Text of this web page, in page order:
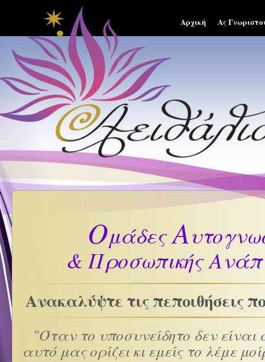
Αρχική Ας
ΟμάδεςΑ
& Προσωπικής
Ανακαλύψτε τις πεποιθήσεις
"Όταν το υποσυνείδητο δεν είναι
αυτό μας ορίζει κι εμείς το λέμε